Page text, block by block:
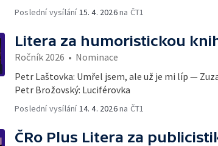
Poslední vysílání 15. 4. 2026na ČT1
Litera za humoristickou
Ročník 2026 • Nominace
Petr Laštovka: Umřel jsem, ale už je mi líp —
Petr Brožovský: Luciférovka
Poslední vysílání 14. 4. 2026na ČT1
ČRo Plus Litera za